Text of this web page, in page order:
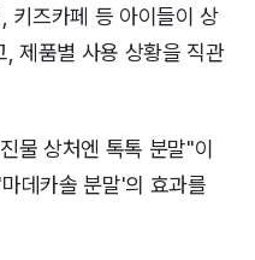
키즈카페 등 아이들이 상
제품별 사용 상황을 직관
물 상처엔 톡톡 분말"이
데카솔 분말'의 효과를